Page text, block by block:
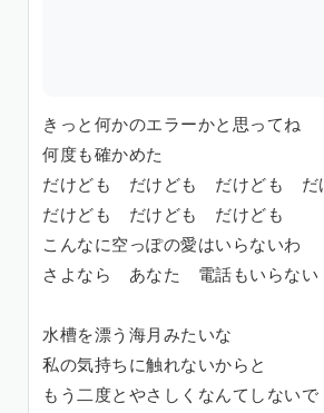
きっと何かのエラーかと思ってね
何度も確かめた
だけども だけども だけども だ
だけども だけども だけども
こんなに空っぽの愛はいらないわ
さよなら あなた 電話もいらない
水槽を漂う海月みたいな
私の気持ちに触れないからと
もう二度とやさしくなんてしないで